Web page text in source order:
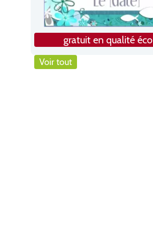
gratuit en qualité éco
Voir tout